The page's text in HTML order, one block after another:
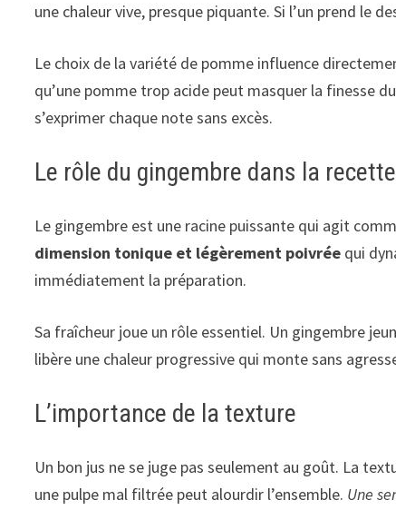
une chaleur vive, presque piquante. Si l’un prend le
Le choix de la variété de pomme influence
qu’une pomme trop acide peut masquer la finesse
s’exprimer chaque note sans excès.
Le rôle du gingembre dans la recette
Le gingembre est une racine puissante qui agit
dimension tonique et légèrement poivrée qui
immédiatement la préparation.
Sa fraîcheur joue un rôle essentiel. Un gingembre
libère une chaleur progressive qui monte sans
L’importance de la texture
Un bon jus ne se juge pas seulement au goût. La
une pulpe mal filtrée peut alourdir l’ensemble. Une